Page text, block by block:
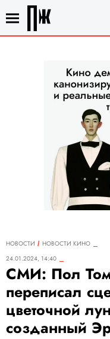
НОВОСТИ
НОВОСТИ КИНО
24.01.2024, 14:40
СМИ: Пол
переписал
цветочной
созданный